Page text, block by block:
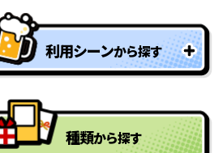
型抜きパネル景品
一年分景品
利用シーンから探す
ゴルフコンペの景品
種類から探す